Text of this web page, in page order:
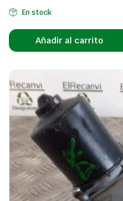
En stock
Añadir al carrito